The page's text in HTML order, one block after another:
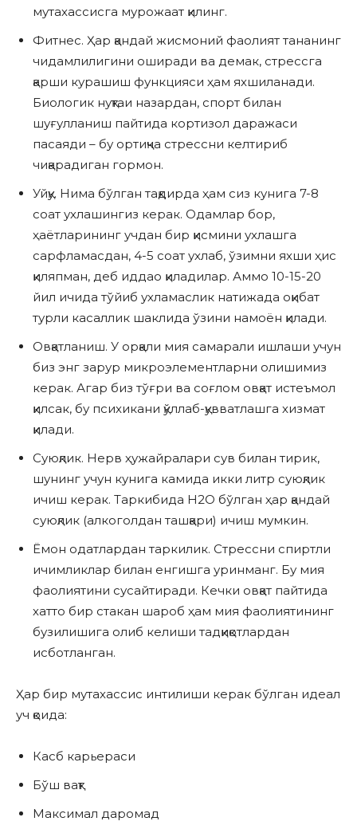
мутахассисга мурожаат қилинг.
Фитнес. Ҳар қандай жисмоний фаолият тананинг
чидамлилигини оширади ва демак, стрессга
қарши курашиш функцияси ҳам яхшиланади.
Биологик нуқтаи назардан, спорт билан
шуғулланиш пайтида кортизол даражаси
пасаяди – бу ортиқча стрессни келтириб
чиқарадиган гормон.
Уйқу. Нима бўлган тақдирда ҳам сиз кунига 7-8
соат ухлашингиз керак. Одамлар бор,
ҳаётларининг учдан бир қисмини ухлашга
сарфламасдан, 4-5 соат ухлаб, ўзимни яхши ҳис
қиляпман, деб иддао қиладилар. Аммо 10-15-20
йил ичида тўйиб ухламаслик натижада оқибат
турли касаллик шаклида ўзини намоён қилади.
Овқатланиш. У орқали мия самарали ишлаши учун
биз энг зарур микроэлементларни олишимиз
керак. Агар биз тўғри ва соғлом овқат истеъмол
қилсак, бу психикани қўллаб-қувватлашга хизмат
қилади.
Суюқлик. Нерв ҳужайралари сув билан тирик,
шунинг учун кунига камида икки литр суюқлик
ичиш керак. Таркибида H2O бўлган ҳар қандай
суюқлик (алкоголдан ташқари) ичиш мумкин.
Ёмон одатлардан таркилик. Стрессни спиртли
ичимликлар билан енгишга уринманг. Бу мия
фаолиятини сусайтиради. Кечки овқат пайтида
хатто бир стакан шароб ҳам мия фаолиятининг
бузилишига олиб келиши тадқиқотлардан
исботланган.
Ҳар бир мутахассис интилиши керак бўлган идеал
уч қоида:
Касб карьераси
Бўш вақт
Максимал даромад